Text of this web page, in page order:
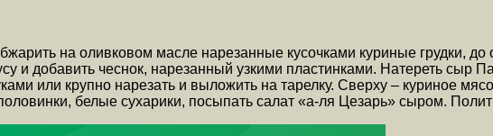
на оливковом масле нарезанные кусочками куриные грудки, до
и добавить чеснок, нарезанный узкими пластинками. Натереть сыр
или крупно нарезать и выложить на тарелку. Сверху – куриное
белые сухарики, посыпать салат «а-ля Цезарь» сыром.